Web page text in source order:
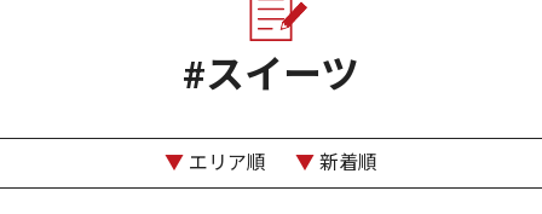
#スイーツ
▼ エリア順 ▼ 新着順